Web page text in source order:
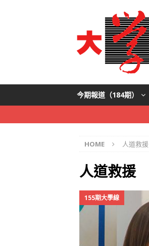
今期報道（184期）
HOME 人道救援
人道救援
155期大學線